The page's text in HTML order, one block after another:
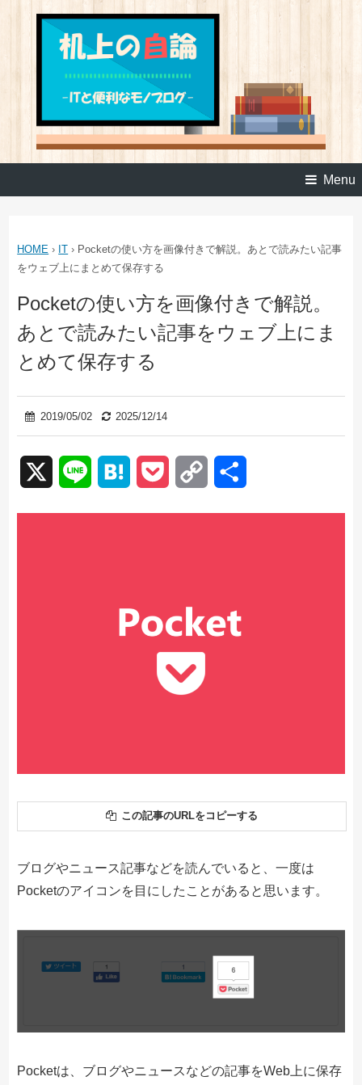
Menu
HOME › IT › Pocketの使い方を画像付きで解説。あとで読みたい記事
をウェブ上にまとめて保存する
Pocketの使い方を画像付きで解説。
あとで読みたい記事をウェブ上にま
とめて保存する
2019/05/02 2025/12/14
Line Hatena Pocket Copy
この記事のURLをコピーする
ブログやニュース記事などを読んでいると、一度は
Pocketのアイコンを目にしたことがあると思います。
Pocketは、ブログやニュースなどの記事をWeb上に保存